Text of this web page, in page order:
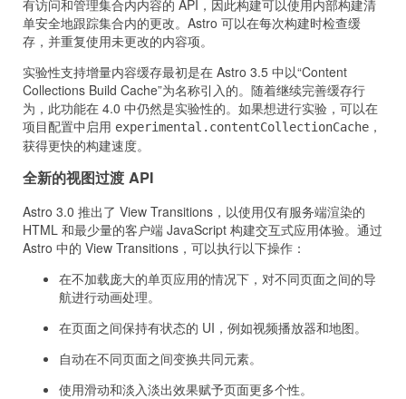
有访问和管理集合内内容的 API，因此构建可以使用内部构建清
单安全地跟踪集合内的更改。Astro 可以在每次构建时检查缓
存，并重复使用未更改的内容项。
实验性支持增量内容缓存最初是在 Astro 3.5 中以“Content
Collections Build Cache”为名称引入的。随着继续完善缓存行
为，此功能在 4.0 中仍然是实验性的。如果想进行实验，可以在
项目配置中启用 experimental.contentCollectionCache ，
获得更快的构建速度。
全新的视图过渡 API
Astro 3.0 推出了 View Transitions，以使用仅有服务端渲染的
HTML 和最少量的客户端 JavaScript 构建交互式应用体验。通过
Astro 中的 View Transitions，可以执行以下操作：
在不加载庞大的单页应用的情况下，对不同页面之间的导
航进行动画处理。
在页面之间保持有状态的 UI，例如视频播放器和地图。
自动在不同页面之间变换共同元素。
使用滑动和淡入淡出效果赋予页面更多个性。